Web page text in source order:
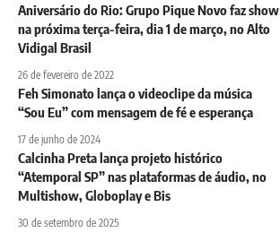
Aniversário do Rio: Grupo Pique Novo faz show
na próxima terça-feira, dia 1 de março, no Alto
Vidigal Brasil
26 de fevereiro de 2022
Feh Simonato lança o videoclipe da música
“Sou Eu” com mensagem de fé e esperança
17 de junho de 2024
Calcinha Preta lança projeto histórico
“Atemporal SP” nas plataformas de áudio, no
Multishow, Globoplay e Bis
30 de setembro de 2025